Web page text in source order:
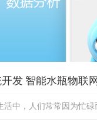
发 智能水瓶物联